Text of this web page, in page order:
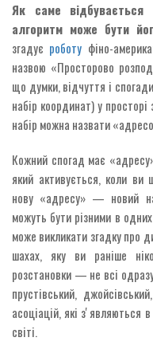
Як саме
алгоритм може бути
згадує роботу фіно-
назвою «Просторово
що думки, відчуття і
набір координат) у
набір можна назвати
Кожний спогад має
який активується, коли
нову «адресу» — новий
можуть бути різними в
може викликати згадку про
шахах, яку ви раніше
розстановки — не всі
прустівський,
асоціацій, які зʼявляються
світі.